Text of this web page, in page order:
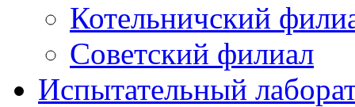
Котельничский
Советский филиал
Испытательный